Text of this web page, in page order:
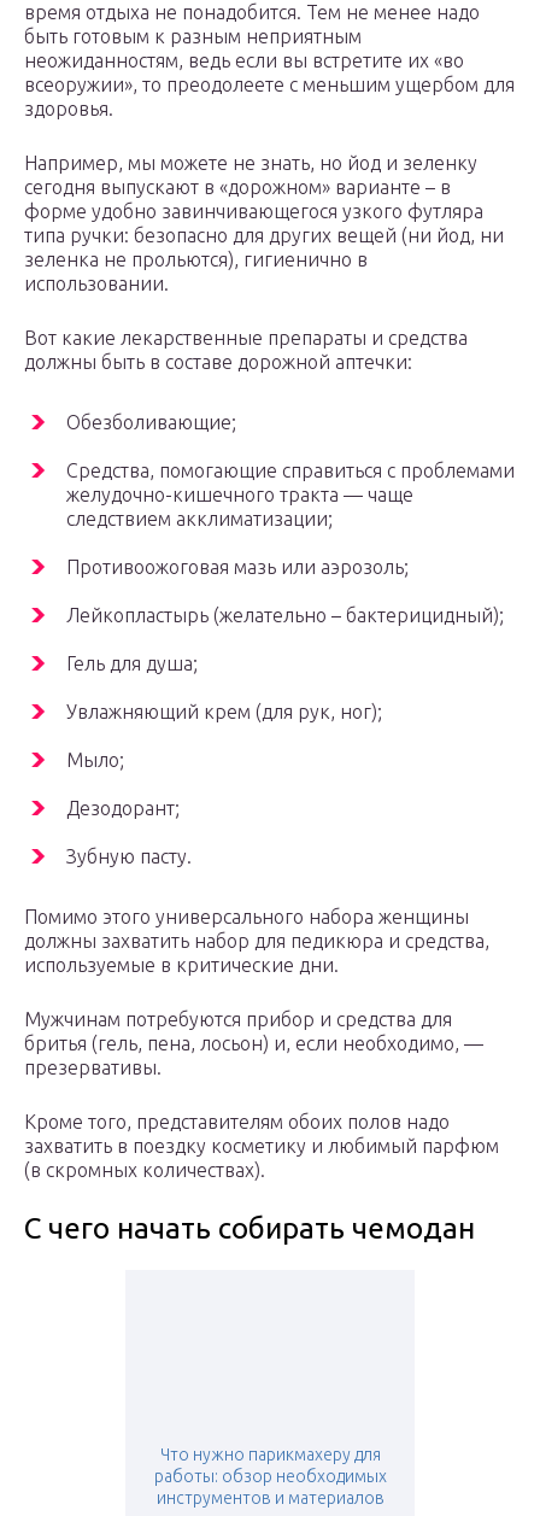
время отдыха не понадобится. Тем не менее надо
быть готовым к разным неприятным
неожиданностям, ведь если вы встретите их «во
всеоружии», то преодолеете с меньшим ущербом для
здоровья.
Например, мы можете не знать, но йод и зеленку
сегодня выпускают в «дорожном» варианте – в
форме удобно завинчивающегося узкого футляра
типа ручки: безопасно для других вещей (ни йод, ни
зеленка не прольются), гигиенично в
использовании.
Вот какие лекарственные препараты и средства
должны быть в составе дорожной аптечки:
Обезболивающие;
Средства, помогающие справиться с проблемами
желудочно-кишечного тракта — чаще
следствием акклиматизации;
Противоожоговая мазь или аэрозоль;
Лейкопластырь (желательно – бактерицидный);
Гель для душа;
Увлажняющий крем (для рук, ног);
Мыло;
Дезодорант;
Зубную пасту.
Помимо этого универсального набора женщины
должны захватить набор для педикюра и средства,
используемые в критические дни.
Мужчинам потребуются прибор и средства для
бритья (гель, пена, лосьон) и, если необходимо, —
презервативы.
Кроме того, представителям обоих полов надо
захватить в поездку косметику и любимый парфюм
(в скромных количествах).
С чего начать собирать чемодан
Что нужно парикмахеру для
работы: обзор необходимых
инструментов и материалов